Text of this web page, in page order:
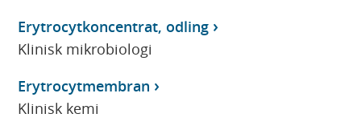
Erytrocytkoncentrat, odling
Klinisk mikrobiologi
Erytrocytmembran
Klinisk kemi